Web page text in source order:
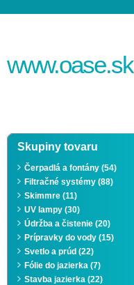
www.oase.sk
Skupiny tovaru
Čerpadlá a fontány (54)
Filtračné systémy (88)
Skimmre (11)
UV lampy (30)
Údržba a čistenie (20)
Prípravky do vody (15)
Svetlo a prúd (22)
Fólie do jazierka (7)
Stavba jazierka (22)